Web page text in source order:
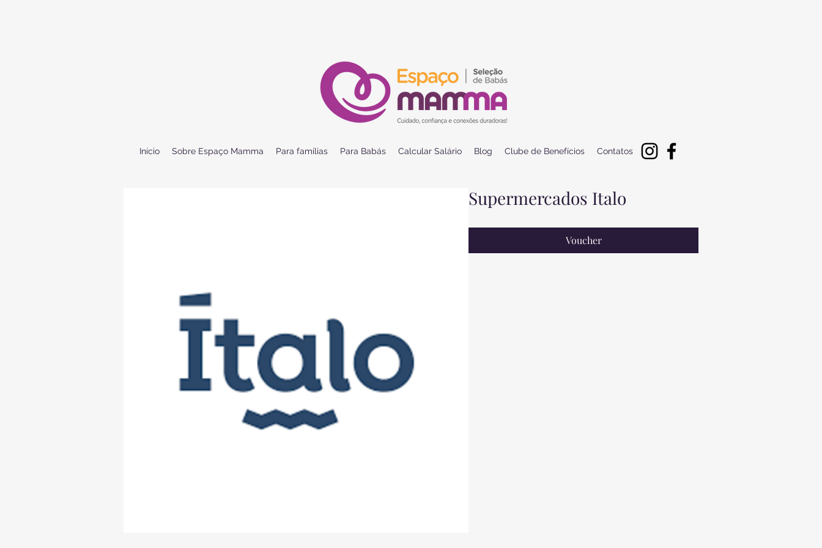
Início Sobre Espaço Mamma Para famílias Para Babás Calcular Salário Blog Clube de Benefícios Contatos
Supermercados Italo
Voucher